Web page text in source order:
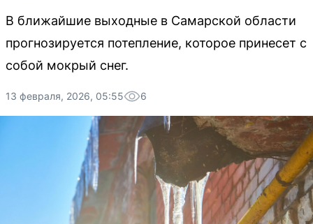
В ближайшие выходные в Самарской области
прогнозируется потепление, которое принесет с
собой мокрый снег.
13 февраля, 2026, 05:55 6